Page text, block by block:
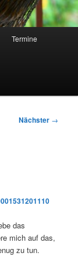
Termine
Nächster →
das
mich auf das,
zu tun.